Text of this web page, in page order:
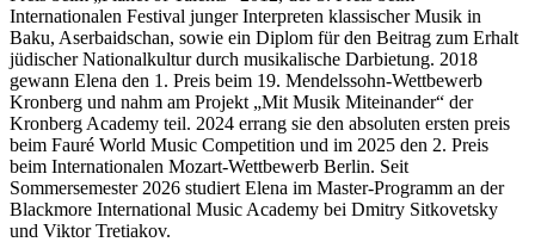
Internationalen Festival junger Interpreten klassischer Musik in
Baku, Aserbaidschan, sowie ein Diplom für den Beitrag zum Erhalt
jüdischer Nationalkultur durch musikalische Darbietung. 2018
gewann Elena den 1. Preis beim 19. Mendelssohn-Wettbewerb
Kronberg und nahm am Projekt „Mit Musik Miteinander“ der
Kronberg Academy teil. 2024 errang sie den absoluten ersten preis
beim Fauré World Music Competition und im 2025 den 2. Preis
beim Internationalen Mozart-Wettbewerb Berlin. Seit
Sommersemester 2026 studiert Elena im Master-Programm an der
Blackmore International Music Academy bei Dmitry Sitkovetsky
und Viktor Tretiakov.